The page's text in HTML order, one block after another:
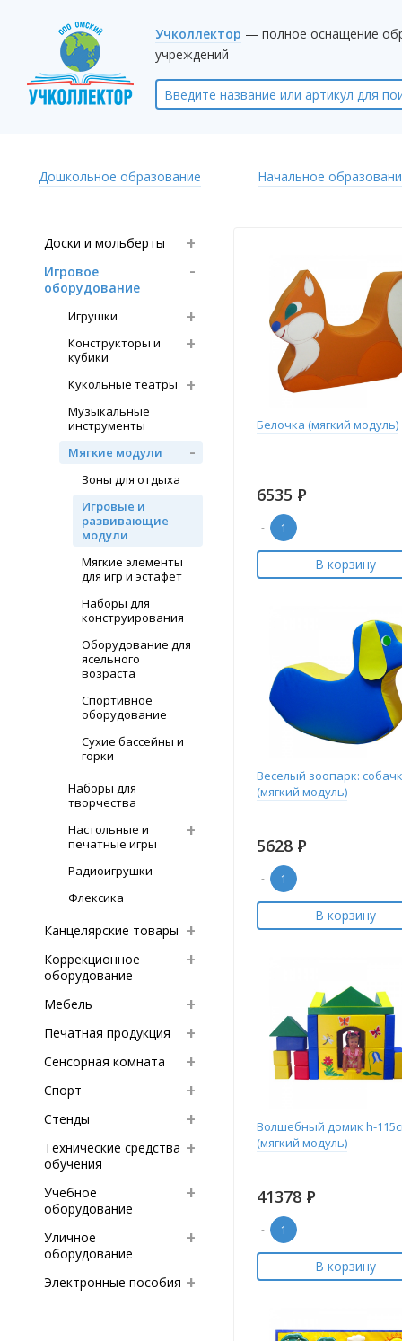
Учколлектор — полное оснащение
учреждений
Дошкольное образование Начальное
Доски и мольберты
Игровое
оборудование
Игрушки
Конструкторы и
кубики
Кукольные театры
Музыкальные
инструменты
Мягкие модули
Зоны для отдыха
Игровые и
развивающие
модули
Мягкие элементы
для игр и эстафет
Наборы для
конструирования
Оборудование для
ясельного
возраста
Спортивное
оборудование
Сухие бассейны и
горки
Наборы для
творчества
Настольные и
печатные игры
Радиоигрушки
Флексика
Канцелярские товары
Коррекционное
оборудование
Мебель
Печатная продукция
Сенсорная комната
Спорт
Стенды
Технические средства
обучения
Учебное
оборудование
Уличное
оборудование
Электронные пособия
Белочка (мягкий модуль)
6535 Р
-
В корзину
Веселый зоопарк:
(мягкий модуль)
5628 Р
-
В корзину
Волшебный домик h-
(мягкий модуль)
41378 Р
-
В корзину